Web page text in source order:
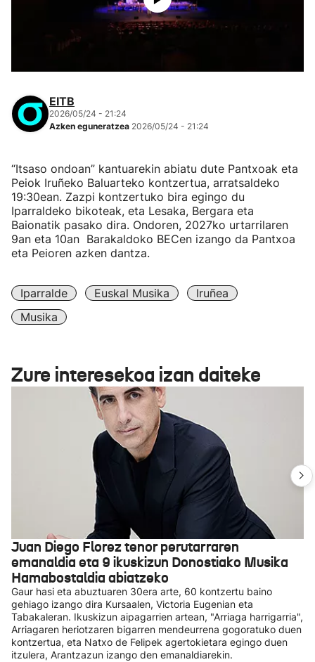
EITB
2026/05/24 - 21:24
Azken eguneratzea 2026/05/24 - 21:24
“Itsaso ondoan” kantuarekin abiatu dute Pantxoak eta
Peiok Iruñeko Baluarteko kontzertua, arratsaldeko
19:30ean. Zazpi kontzertuko bira egingo du
Iparraldeko bikoteak, eta Lesaka, Bergara eta
Baionatik pasako dira. Ondoren, 2027ko urtarrilaren
9an eta 10an Barakaldoko BECen izango da Pantxoa
eta Peioren azken dantza.
Iparralde Euskal Musika
Iruñea
Musika
Zure interesekoa izan daiteke
Juan Diego Florez tenor perutarraren
emanaldia eta 9 ikuskizun Donostiako Musika
Hamabostaldia abiatzeko
Gaur hasi eta abuztuaren 30era arte, 60 kontzertu baino
gehiago izango dira Kursaalen, Victoria Eugenian eta
Tabakaleran. Ikuskizun aipagarrien artean, "Arriaga harrigarria",
Arriagaren heriotzaren bigarren mendeurrena gogoratuko duen
kontzertua, eta Natxo de Felipek agertokietara egingo duen
itzulera, Arantzazun izango den emanaldiarekin.